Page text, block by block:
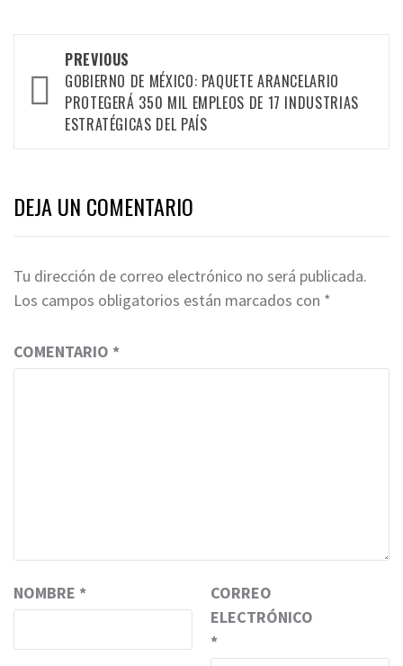
navigation
PREVIOUS
GOBIERNO DE MÉXICO: PAQUETE ARANCELARIO
PROTEGERÁ 350 MIL EMPLEOS DE 17 INDUSTRIAS
ESTRATÉGICAS DEL PAÍS
DEJA UN COMENTARIO
Tu dirección de correo electrónico no será publicada.
Los campos obligatorios están marcados con *
COMENTARIO *
NOMBRE *
CORREO
ELECTRÓNICO
*